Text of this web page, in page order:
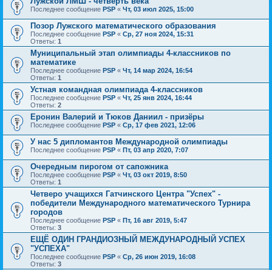
Последнее сообщение PSP « Чт, 03 июл 2025, 15:00
Позор Лужского математического образования
Последнее сообщение PSP « Ср, 27 ноя 2024, 15:31
Ответы: 1
Муниципальный этап олимпиады 4-классников по
математике
Последнее сообщение PSP « Чт, 14 мар 2024, 16:54
Ответы: 1
Устная командная олимпиада 4-классников
Последнее сообщение PSP « Чт, 25 янв 2024, 16:44
Ответы: 2
Еронин Валерий и Тюков Даниил - призёры
Последнее сообщение PSP « Ср, 17 фев 2021, 12:06
У нас 5 дипломантов Международной олимпиады
Последнее сообщение PSP « Пт, 03 апр 2020, 7:07
Очередным пирогом от сапожника
Последнее сообщение PSP « Чт, 03 окт 2019, 8:50
Ответы: 1
Четверо учащихся Гатчинского Центра "Успех" -
победители Международного математического Турнира
городов
Последнее сообщение PSP « Пт, 16 авг 2019, 5:47
Ответы: 3
ЕЩЁ ОДИН ГРАНДИОЗНЫЙ МЕЖДУНАРОДНЫЙ УСПЕХ
"УСПЕХА"
Последнее сообщение PSP « Ср, 26 июн 2019, 16:08
Ответы: 3